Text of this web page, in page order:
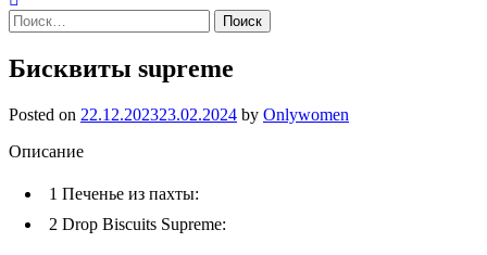
Найти:
Бисквиты supreme
Posted on 22.12.202323.02.2024 by Onlywomen
Описание
1 Печенье из пахты:
2 Drop Biscuits Supreme: